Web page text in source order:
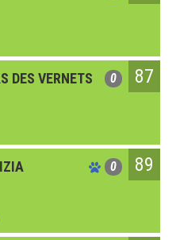
DES VERNETS 0 87
0 89